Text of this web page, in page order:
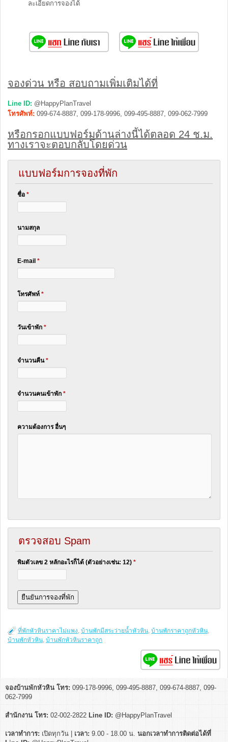
ละเอียดการจองได้
จองด่วน หรือ สอบถามเพิ่มเติมได้ที่
Line ID: @HappyPlanTravel
โทรศัพท์: 099-674-8887, 099-178-9996, 099-495-8887, 099-062-7999
หรือกรอกแบบฟอร์มด้านล่างนี้ได้ตลอด 24 ช.ม.
ทางเราจะตอบกลับโดยด่วน
แบบฟอร์มการจองที่พัก
ชื่อ *
นามสกุล
E-mail *
โทรศัพท์ *
วันเข้าพัก *
จำนวนคืน*
จำนวนคนเข้าพัก *
ความต้องการ อื่นๆ
ตรวจสอบ Spam
พิมตัวเลข 2 หลักอะไรก็ได้ (ตัวอย่างเช่น: 12) *
ที่พักหัวหินราคาไม่แพง, บ้านพักมีสระว่ายน้ำหัวหิน, บ้านพักราคาถูกหัวหิน,
บ้านพักหัวหิน, บ้านพักหัวหินราคาถูก
จองบ้านพักหัวหิน โทร: 099-178-9996, 099-495-8887, 099-674-8887, 099-
062-7999
สำนักงาน โทร: 02-002-2822 Line ID: @HappyPlanTravel
เวลาทำการ: เปิดทุกวัน | เวลา: 9.00 - 18.00 น. นอกเวลาทำการติดต่อได้ที่